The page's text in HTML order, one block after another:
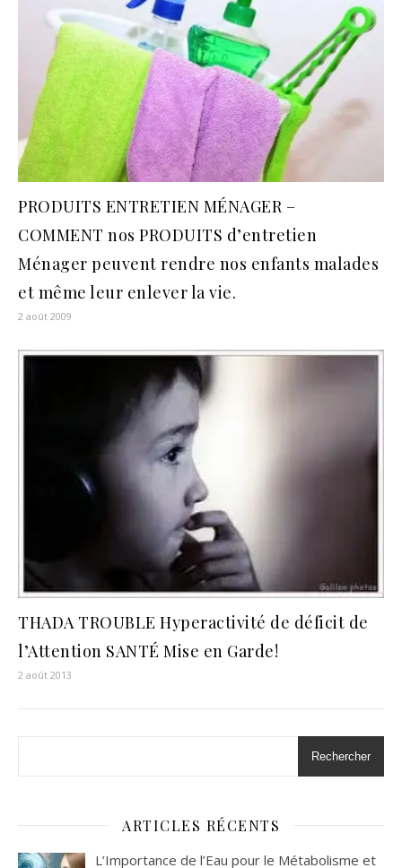
PRODUITS ENTRETIEN MÉNAGER –
COMMENT nos PRODUITS d’entretien
Ménager peuvent rendre nos enfants malades
et même leur enlever la vie.
2 août 2009
THADA TROUBLE Hyperactivité de déficit de
l’Attention SANTÉ Mise en Garde!
2 août 2013
Rechercher
ARTICLES RÉCENTS
L’Importance de l’Eau pour le Métabolisme et